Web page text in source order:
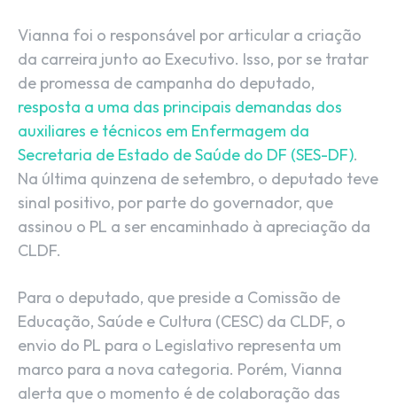
Vianna foi o responsável por articular a criação
da carreira junto ao Executivo. Isso, por se tratar
de promessa de campanha do deputado,
resposta a uma das principais demandas dos
auxiliares e técnicos em Enfermagem da
Secretaria de Estado de Saúde do DF (SES-DF).
Na última quinzena de setembro, o deputado teve
sinal positivo, por parte do governador, que
assinou o PL a ser encaminhado à apreciação da
CLDF.
Para o deputado, que preside a Comissão de
Educação, Saúde e Cultura (CESC) da CLDF, o
envio do PL para o Legislativo representa um
marco para a nova categoria. Porém, Vianna
alerta que o momento é de colaboração das